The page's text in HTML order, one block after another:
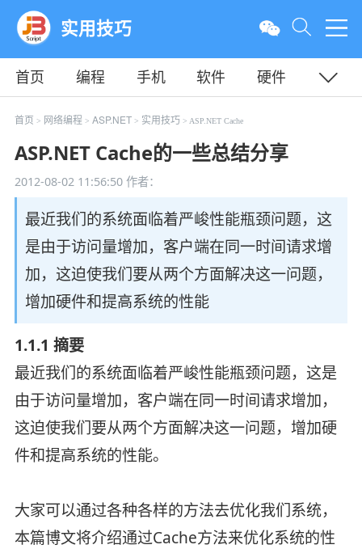
实用技巧
首页 编程 手机 软件
硬件
教程
平面 服务器
首页 > 网络编程 > ASP.NET > 实用技巧 > ASP.NET Cache
ASP.NET Cache的一些总结分享
2012-08-02 11:56:50作者：
最近我们的系统面临着严峻性能瓶颈问题，这
是由于访问量增加，客户端在同一时间请求增
加，这迫使我们要从两个方面解决这一问题，
增加硬件和提高系统的性能
1.1.1 摘要
最近我们的系统面临着严峻性能瓶颈问题，这是
由于访问量增加，客户端在同一时间请求增加，
这迫使我们要从两个方面解决这一问题，增加硬
件和提高系统的性能。
大家可以通过各种各样的方法去优化我们系统，
本篇博文将介绍通过Cache方法来优化系统的性